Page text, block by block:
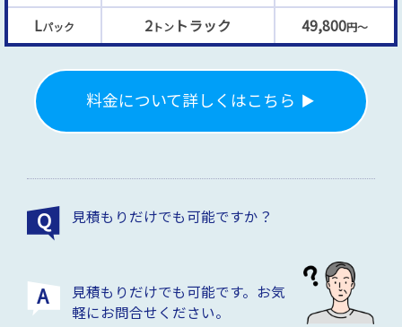
Lパック 2トン トラック 49,800円～
料金について詳しくはこちら
見積もりだけでも可能ですか？
見積もりだけでも可能です。お気
軽にお問合せください。